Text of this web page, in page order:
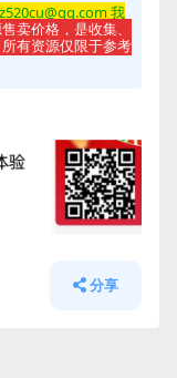
我
卖价格，是收集、
有资源仅限于参考
分享